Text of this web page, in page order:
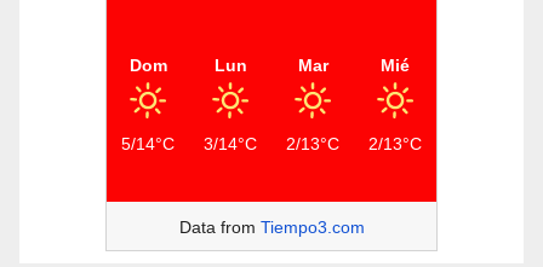
Dom
5/14°C
Lun
3/14°C
Mar
2/13°C
Mié
2/13°C
Data from Tiempo3.com